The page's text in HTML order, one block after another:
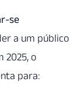
se
a um público
2025, o
para: